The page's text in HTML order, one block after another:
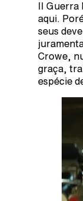
II
aqui.
seus
Crowe,
graça,
espécie